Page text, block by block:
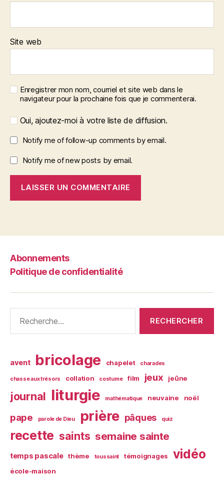
Site web
Enregistrer mon nom, courriel et site web dans le
navigateur pour la prochaine fois que je commenterai.
Oui, ajoutez-moi à votre liste de diffusion.
Notify me of follow-up comments by email.
Notify me of new posts by email.
Abonnements
Politique de confidentialité
avent bricolage chapelet charades
chasse aux trésors collation costume film jeux jeûne
journal liturgie mathématique neuvaine noël
pape parole de Dieu prière pâques quiz
recette saints semaine sainte
temps pascale thème toussaint témoignages vidéo
école-maison